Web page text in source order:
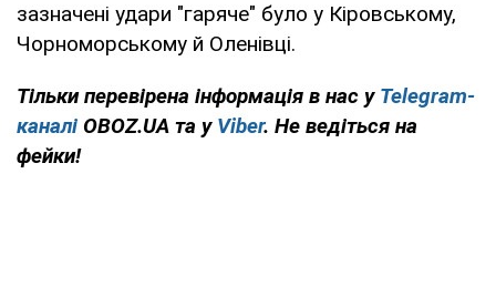
зазначені удари "гаряче" було у Кіровському,
Чорноморському й Оленівці.
Тільки перевірена інформація в нас у Telegram-
каналі OBOZ.UA та у Viber. Не ведіться на
фейки!